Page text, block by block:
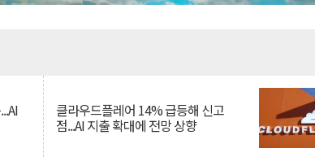
클라우드플레어 14% 급등해 신고
점...AI 지출 확대에 전망 상향